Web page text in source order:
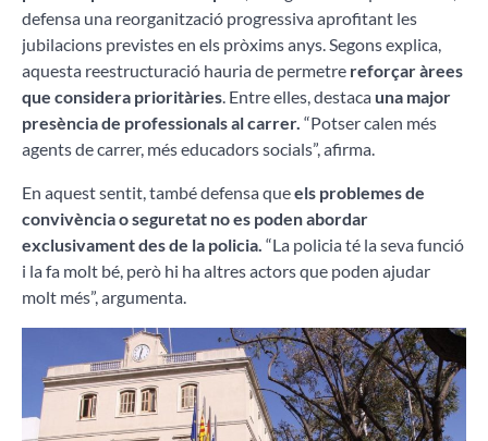
defensa una reorganització progressiva aprofitant les
jubilacions previstes en els pròxims anys. Segons explica,
aquesta reestructuració hauria de permetre reforçar àrees
que considera prioritàries. Entre elles, destaca una major
presència de professionals al carrer. “Potser calen més
agents de carrer, més educadors socials”, afirma.
En aquest sentit, també defensa queels problemes de
convivència o seguretat no es poden abordar
exclusivament des de la policia. “La policia té la seva funció
i la fa molt bé, però hi ha altres actors que poden ajudar
molt més”, argumenta.